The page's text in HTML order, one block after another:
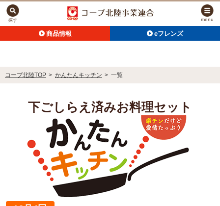
商品情報 eフレンズ
探す menu
コープ北陸TOP > かんたんキッチン > 一覧
下ごしらえ済みお料理セット